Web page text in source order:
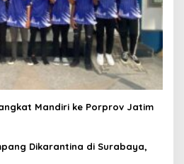
Mandiri ke Porprov Jatim
Dikarantina di Surabaya,